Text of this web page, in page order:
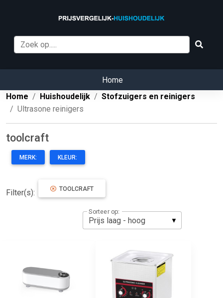
Home
Home
Huishoudelijk
Stofzuigers en reinigers
Ultrasone reinigers
toolcraft
MERK: KLEUR:
Filter(s): TOOLCRAFT
Sorteer op: